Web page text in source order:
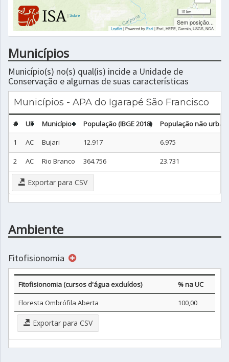
|Sobre
10 km
Sem posição...
Leaflet| Powered byEsri|Esri, HERE, Garmin, USGS, NGA
Municípios
Município(s) no(s) qual(is) incide a Unidade de
Conservação e algumas de suas características
Municípios - APA do Igarapé São Francisco
# UF Município População (IBGE 2018)
População não
1
AC Bujari 12.917 6.975
2 AC Rio Branco 364.756 23.731
Exportar para CSV
Ambiente
Fitofisionomia
Fitofisionomia (cursos d'água excluídos)
% na UC
Floresta Ombrófila Aberta
100,00
Exportar para CSV